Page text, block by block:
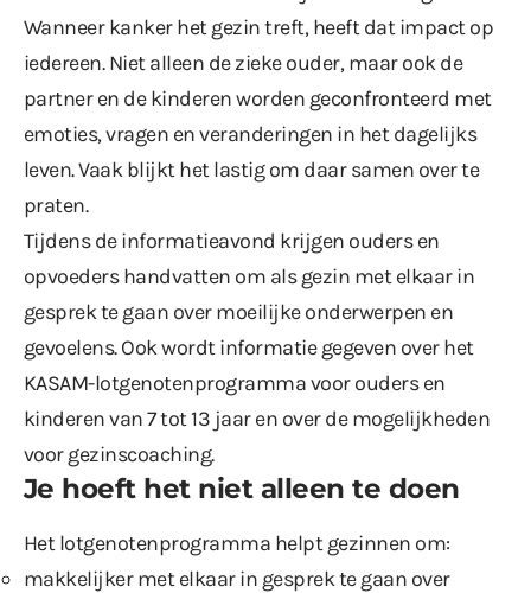
Wanneer kanker het gezin treft, heeft dat impact op
iedereen. Niet alleen de zieke ouder, maar ook de
partner en de kinderen worden geconfronteerd met
emoties, vragen en veranderingen in het dagelijks
leven. Vaak blijkt het lastig om daar samen over te
praten.
Tijdens de informatieavond krijgen ouders en
opvoeders handvatten om als gezin met elkaar in
gesprek te gaan over moeilijke onderwerpen en
gevoelens. Ook wordt informatie gegeven over het
KASAM-lotgenotenprogramma voor ouders en
kinderen van 7 tot 13 jaar en over de mogelijkheden
voor gezinscoaching.
Je hoeft het niet alleen te doen
Het lotgenotenprogramma helpt gezinnen om:
makkelijker met elkaar in gesprek te gaan over